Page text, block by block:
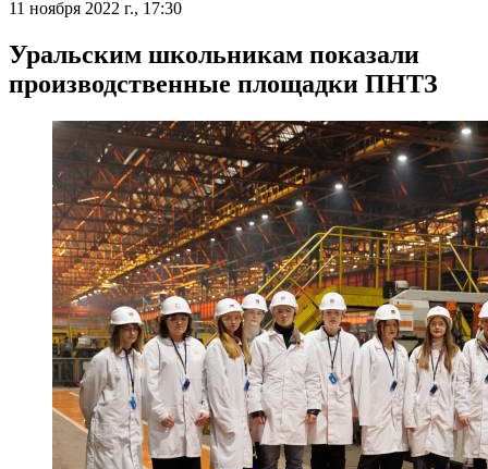
11 ноября 2022 г., 17:30
​Уральским школьникам показали
производственные площадки ПНТЗ